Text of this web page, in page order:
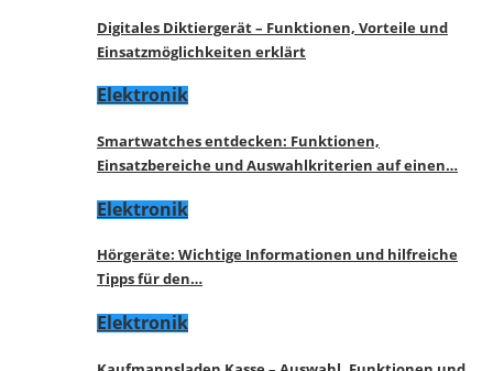
Digitales Diktiergerät – Funktionen, Vorteile und
Einsatzmöglichkeiten erklärt
Elektronik
Smartwatches entdecken: Funktionen,
Einsatzbereiche und Auswahlkriterien auf einen…
Elektronik
Hörgeräte: Wichtige Informationen und hilfreiche
Tipps für den…
Elektronik